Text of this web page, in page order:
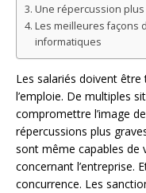
Une répercussion
Les meilleures façons
informatiques
Les salariés doivent
l’emploie. De multiples
compromettre l’image
répercussions plus
sont même capables de
concernant l’entreprise.
concurrence. Les